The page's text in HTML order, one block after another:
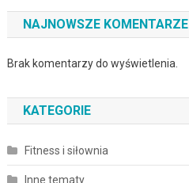
NAJNOWSZE KOMENTARZE
Brak komentarzy do wyświetlenia.
KATEGORIE
Fitness i siłownia
Inne tematy